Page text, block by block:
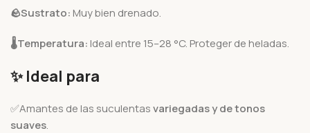
🪨Sustrato: Muy bien drenado.
🌡️Temperatura: Ideal entre 15–28 °C. Proteger de heladas.
✨ Ideal para
✅Amantes de las suculentasvariegadas y de tonos
suaves.